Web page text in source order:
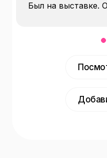
Был на выставке.